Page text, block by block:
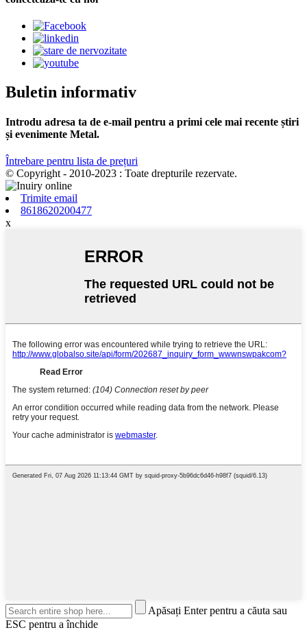
Buletin informativ
Introdu adresa ta de e-mail pentru a primi cele mai recente știri
și evenimente Metal.
Întrebare pentru lista de prețuri
© Copyright - 2010-2023 : Toate drepturile rezervate.
Trimite email
8618620200477
x
Apăsați Enter pentru a căuta sau
ESC pentru a închide